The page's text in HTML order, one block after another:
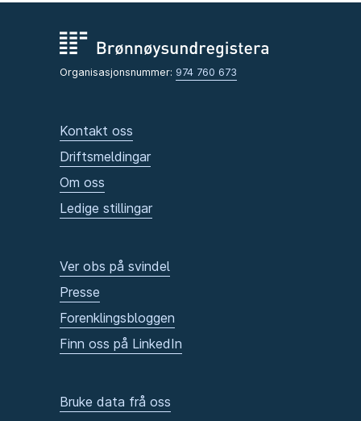
Organisasjonsnummer: 974 760 673
Kontakt oss
Driftsmeldingar
Om oss
Ledige stillingar
Ver obs på svindel
Presse
Forenklingsbloggen
Finn oss på LinkedIn
Bruke data frå oss